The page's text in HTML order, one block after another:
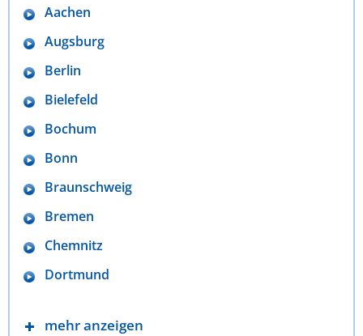
Aachen
Augsburg
Berlin
Bielefeld
Bochum
Bonn
Braunschweig
Bremen
Chemnitz
Dortmund
mehr anzeigen